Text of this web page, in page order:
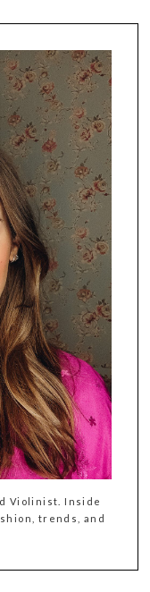
Violinist. Inside
trends, and